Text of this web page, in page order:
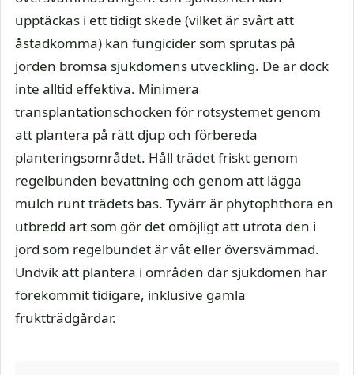
upptäckas i ett tidigt skede (vilket är svårt att
åstadkomma) kan fungicider som sprutas på
jorden bromsa sjukdomens utveckling. De är dock
inte alltid effektiva. Minimera
transplantationschocken för rotsystemet genom
att plantera på rätt djup och förbereda
planteringsområdet. Håll trädet friskt genom
regelbunden bevattning och genom att lägga
mulch runt trädets bas. Tyvärr är phytophthora en
utbredd art som gör det omöjligt att utrota den i
jord som regelbundet är våt eller översvämmad.
Undvik att plantera i områden där sjukdomen har
förekommit tidigare, inklusive gamla
fruktträdgårdar.